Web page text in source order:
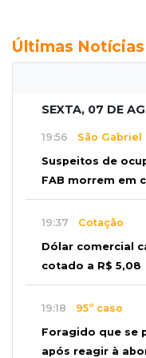
Últimas Notícias
SEXTA, 07 DE
19:56 São Gabriel
Suspeitos de
FAB morrem em
19:37 Cotação
Dólar comercial
cotado a R$ 5,08
19:18 95º caso
Foragido que se
após reagir à